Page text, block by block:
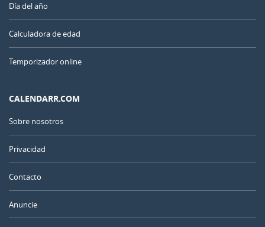
Día del año
Calculadora de edad
Temporizador online
CALENDARR.COM
Sobre nosotros
Privacidad
Contacto
Anuncie